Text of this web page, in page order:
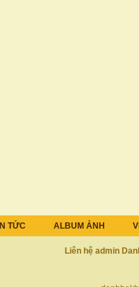
TỨC ALBUM ẢNH
Liên hệ admin